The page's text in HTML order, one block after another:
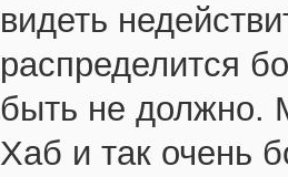
видеть
распределится
быть не должно.
Хаб и так очень